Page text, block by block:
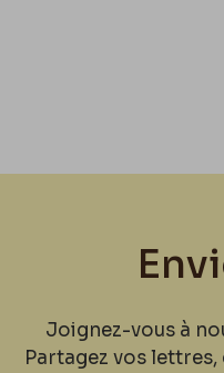
Joignez-vous à
Partagez vos